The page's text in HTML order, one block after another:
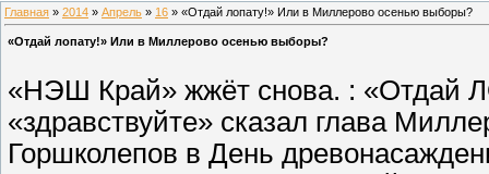
Главная » 2014 » Апрель » 16 » «Отдай лопату!» Или в Миллерово осенью выборы?
«Отдай лопату!» Или в Миллерово осенью выборы?
«НЭШ Край» жжёт снова. : «Отдай
«здравствуйте» сказал глава
Горшколепов в День